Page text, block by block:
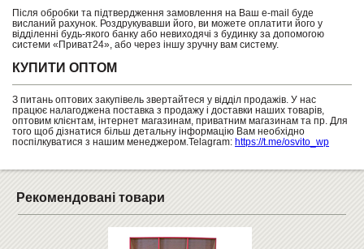
Після обробки та підтвердження замовлення на Ваш e-mail буде
висланий рахунок. Роздрукувавши його, ви можете оплатити його у
відділенні будь-якого банку або невиходячі з будинку за допомогою
системи «Приват24», або через іншу зручну вам систему.
КУПИТИ ОПТОМ
З питань оптових закупівель звертайтеся у відділ продажів. У нас
працює налагоджена поставка з продажу і доставки наших товарів,
оптовим клієнтам, інтернет магазинам, приватним магазинам та пр. Для
того щоб дізнатися більш детальну інформацію Вам необхідно
поспілкуватися з нашим менеджером.Telagram: https://t.me/osvito_wp
Рекомендовані товари